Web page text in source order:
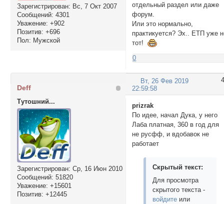
Зарегистрирован: Вс, 7 Окт 2007
Сообщений: 4301
Уважение: +902
Позитив: +696
Пол: Мужской
отдельный раздел или даже
форум.
Или это нормально,
практикуется? Эх.. ЕТП уже
тот!
0
4
Вт, 26 Фев 2019
22:59:58
Deff
Тутошний...
Зарегистрирован: Ср, 16 Июн 2010
Сообщений: 51820
Уважение: +15601
Позитив: +12445
prizrak
По идее, начал Дука, у него
Лаба платная, 360 в год для
не русфф, и вдобавок не
работает
Скрытый текст:
Для просмотра
скрытого текста -
войдите или